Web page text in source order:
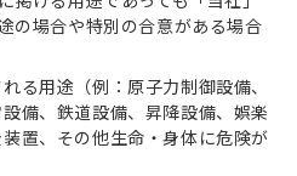
の場合や特別の合意がある場合
る用途（例：原子力制御設備、
備、鉄道設備、昇降設備、娯楽
置、その他生命・身体に危険が